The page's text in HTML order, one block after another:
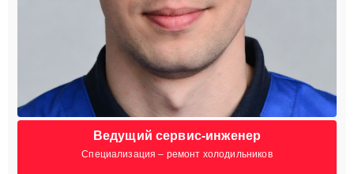
Ведущий сервис-инженер
Специализация – ремонт холодильников